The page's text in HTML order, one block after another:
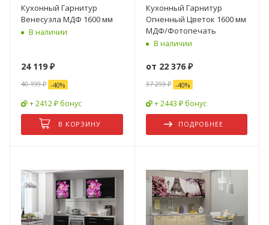
Кухонный Гарнитур
Венесуэла МДФ 1600 мм
В наличии
24 119 ₽
40 199₽ -40%
+ 2412 ₽ бонус
В КОРЗИНУ
Кухонный Гарнитур
Огненный Цветок 1600 мм
МДФ/Фотопечать
В наличии
от 22 376 ₽
37 293 ₽ -40%
+ 2443 ₽ бонус
ПОДРОБНЕЕ